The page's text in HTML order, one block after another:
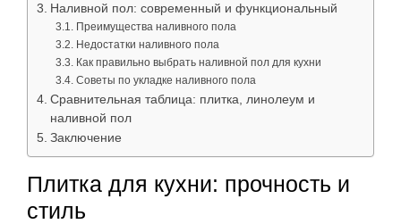
Наливной пол: современный и функциональный
Преимущества наливного пола
Недостатки наливного пола
Как правильно выбрать наливной пол для кухни
Советы по укладке наливного пола
Сравнительная таблица: плитка, линолеум и
наливной пол
Заключение
Плитка для кухни: прочность и
стиль